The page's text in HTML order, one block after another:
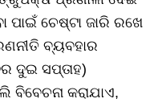
ପାଇଁ ଚେଷ୍ଟା ଜାରି ରଖେ
ବ୍ୟବହାର
ଦୁଇ ସପ୍ତାହ)
କରାଯାଏ,